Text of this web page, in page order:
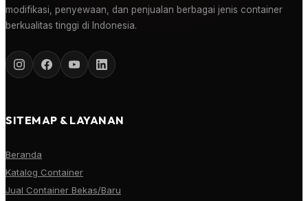
modifikasi, penyewaan, dan penjualan berbagai jenis container
berkualitas tinggi di Indonesia.
SITEMAP & LAYANAN
Beranda
Katalog Container
Jual Container Bekas/Baru